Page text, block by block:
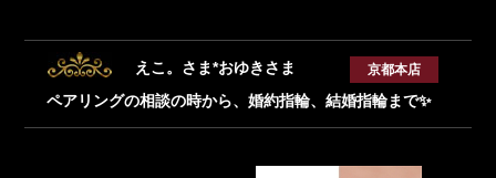
えこ。さま*おゆきさま
ペアリングの相談の時から、婚約指輪、結婚指輪まで✨
京都本店